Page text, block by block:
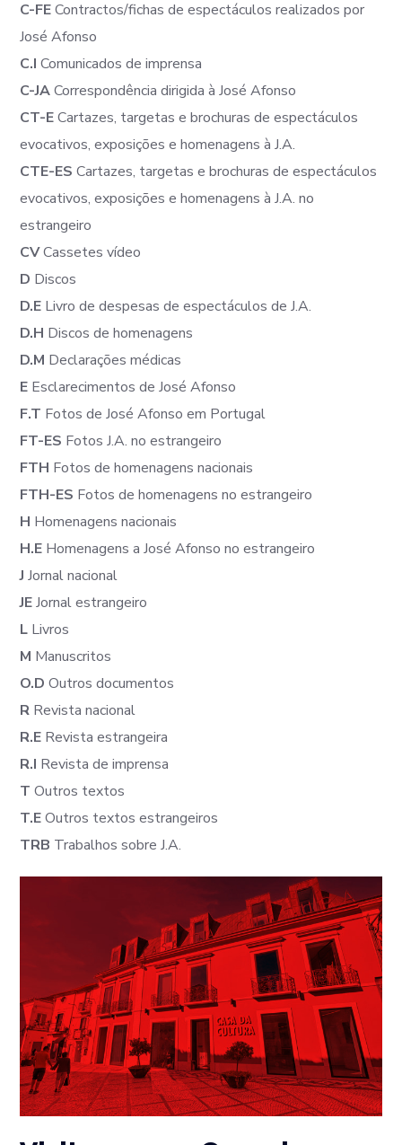
C-FEContractos/fichas de espectáculos realizados por
José Afonso
C.I Comunicados de imprensa
C-JACorrespondência dirigida à José Afonso
CT-ECartazes, targetas e brochuras de espectáculos
evocativos, exposições e homenagens à J.A.
CTE-ES Cartazes, targetas e brochuras de espectáculos
evocativos, exposições e homenagens à J.A. no
estrangeiro
CVCassetes vídeo
D Discos
D.E Livro de despesas de espectáculos de J.A.
D.H Discos de homenagens
D.M Declarações médicas
E Esclarecimentos de José Afonso
F.T Fotos de José Afonso em Portugal
FT-ES Fotos J.A. no estrangeiro
FTH Fotos de homenagens nacionais
FTH-ES Fotos de homenagens no estrangeiro
H Homenagens nacionais
H.E Homenagens a José Afonso no estrangeiro
J Jornal nacional
JEJornal estrangeiro
L Livros
M Manuscritos
O.D Outros documentos
R Revista nacional
R.E Revista estrangeira
R.I Revista de imprensa
T Outros textos
T.EOutros textos estrangeiros
TRB Trabalhos sobre J.A.